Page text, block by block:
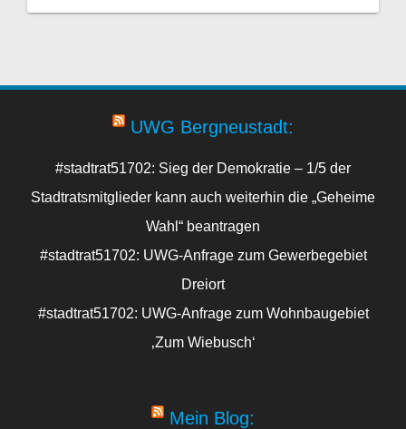
UWG Bergneustadt:
#stadtrat51702: Sieg der Demokratie – 1/5 der
Stadtratsmitglieder kann auch weiterhin die „Geheime
Wahl“ beantragen
#stadtrat51702: UWG-Anfrage zum Gewerbegebiet
Dreiort
#stadtrat51702: UWG-Anfrage zum Wohnbaugebiet
‚Zum Wiebusch‘
Mein Blog: